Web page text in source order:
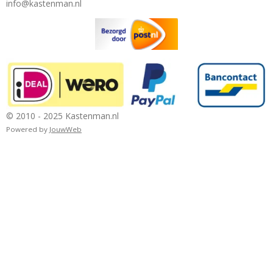
info@kastenman.nl
© 2010 - 2025 Kastenman.nl
Powered by JouwWeb